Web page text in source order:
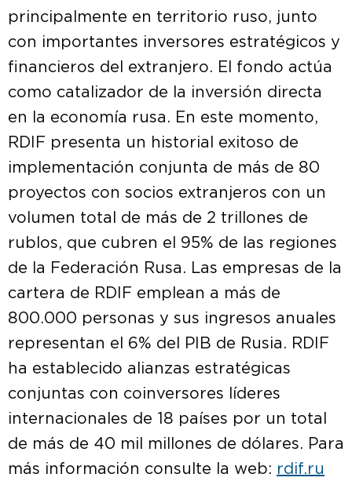
principalmente en territorio ruso, junto
con importantes inversores estratégicos y
financieros del extranjero. El fondo actúa
como catalizador de la inversión directa
en la economía rusa. En este momento,
RDIF presenta un historial exitoso de
implementación conjunta de más de 80
proyectos con socios extranjeros con un
volumen total de más de 2 trillones de
rublos, que cubren el 95% de las regiones
de la Federación Rusa. Las empresas de la
cartera de RDIF emplean a más de
800.000 personas y sus ingresos anuales
representan el 6% del PIB de Rusia. RDIF
ha establecido alianzas estratégicas
conjuntas con coinversores líderes
internacionales de 18 países por un total
de más de 40 mil millones de dólares. Para
más información consulte la web: rdif.ru